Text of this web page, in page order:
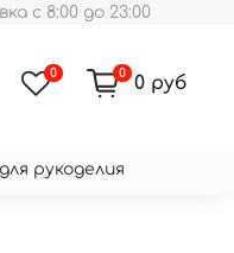
с 8:00 до 23:00
0 0 0 руб
для рукоделия